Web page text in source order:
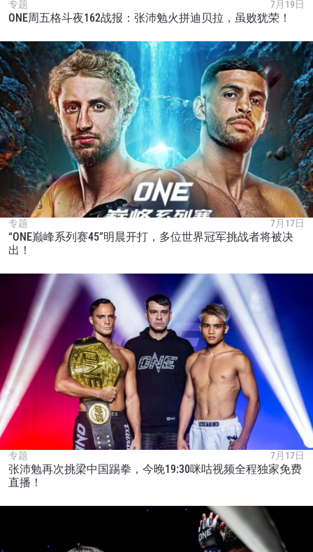
专题 7月19日
ONE周五格斗夜162战报：张沛勉火拼迪贝拉，虽败犹荣！
专题 7月17日
“ONE巅峰系列赛45”明晨开打，多位世界冠军挑战者将被决
出！
专题 7月17日
张沛勉再次挑梁中国踢拳，今晚19:30咪咕视频全程独家免费
直播！